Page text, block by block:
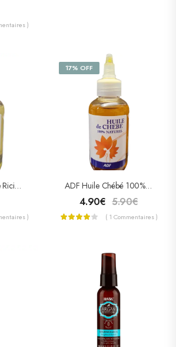
)
ADF Pure Huile De Ricin Pressé À Froid 105ml
)
17% OFF
ADF Huile Chébé 100% Naturel 105ml
4.90€ 5.90€
( 1 Commentaires )